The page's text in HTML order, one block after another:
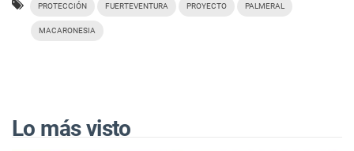
PROTECCIÓN FUERTEVENTURA PROYECTO PALMERAL
MACARONESIA
Lo más visto